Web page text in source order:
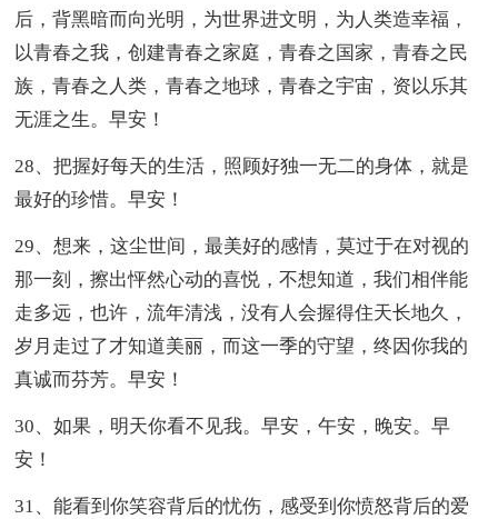
后，背黑暗而向光明，为世界进文明，为人类造幸福，
以青春之我，创建青春之家庭，青春之国家，青春之民
族，青春之人类，青春之地球，青春之宇宙，资以乐其
无涯之生。早安！
28、把握好每天的生活，照顾好独一无二的身体，就是
最好的珍惜。早安！
29、想来，这尘世间，最美好的感情，莫过于在对视的
那一刻，擦出怦然心动的喜悦，不想知道，我们相伴能
走多远，也许，流年清浅，没有人会握得住天长地久，
岁月走过了才知道美丽，而这一季的守望，终因你我的
真诚而芬芳。早安！
30、如果，明天你看不见我。早安，午安，晚安。早
安！
31、能看到你笑容背后的忧伤，感受到你愤怒背后的爱